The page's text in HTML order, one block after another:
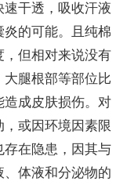
干透，吸收汗液
的可能。且纯棉
但相对来说没有
腿根部等部位比
成皮肤损伤。对
或因环境因素限
在隐患，因其与
体液和分泌物的